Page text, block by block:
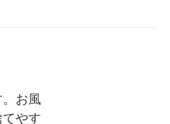
お風
やす